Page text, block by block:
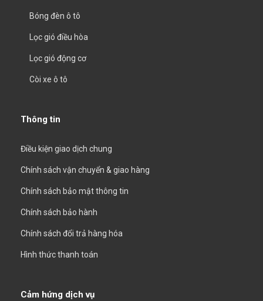
Bóng đèn ô tô
Lọc gió điều hòa
Lọc gió động cơ
Còi xe ô tô
Thông tin
Điều kiện giao dịch chung
Chính sách vận chuyển & giao hàng
Chính sách bảo mật thông tin
Chính sách bảo hành
Chính sách đổi trả hàng hóa
Hình thức thanh toán
Cảm hứng dịch vụ